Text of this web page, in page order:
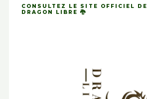
CONSULTEZ LE SITE OFFICIEL DE
DRAGON LIBRE 🐉